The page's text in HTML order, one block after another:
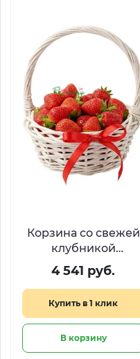
Корзина со свежей
клубникой
«Лукошко с
секретом»
4 541 руб.
Купить в 1 клик
В корзину